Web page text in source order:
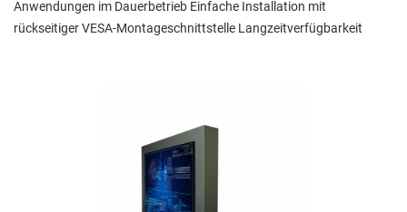
Anwendungen im Dauerbetrieb Einfache Installation mit
rückseitiger VESA-Montageschnittstelle Langzeitverfügbarkeit